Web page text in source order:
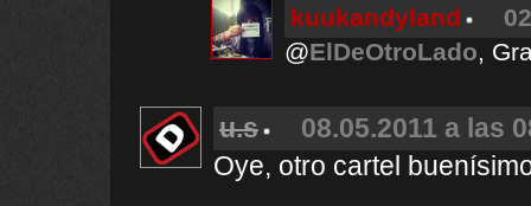
kuukandyland
@ElDeOtroLado,
u.s
08.05.2011 a las
Oye, otro cartel